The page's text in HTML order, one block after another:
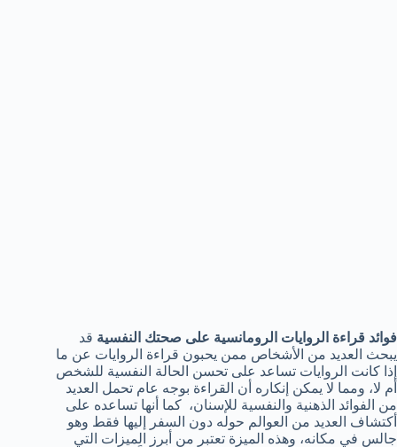
فوائد قراءة الروايات الرومانسية على صحتك النفسية قد
يبحث العديد من الأشخاص ممن يحبون قراءة الروايات عن ما
إذا كانت الروايات تساعد على تحسن الحالة النفسية للشخص
أم لا، ومما لا يمكن إنكاره أن القراءة بوجه عام تحمل العديد
من الفوائد الذهنية والنفسية للإسنان، كما أنها تساعده على
أكتشاف العديد من العوالم حوله دون السفر إليها فقط وهو
جالس في مكانه، وهذه الميزة تعتبر من أبرز الميزات التي